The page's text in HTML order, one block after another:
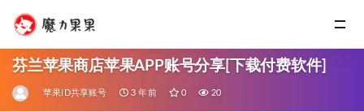
芬兰苹果商店苹果APP账号分享[下载付费软件]
苹果ID共享账号 3 年前 0 20